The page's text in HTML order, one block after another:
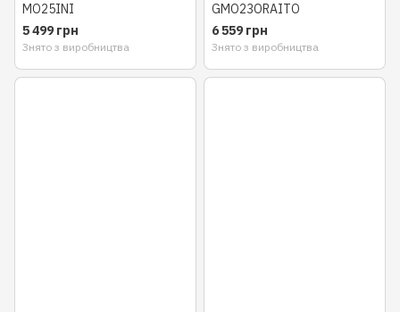
MO25INI
5 499 грн
Знято з виробництва
GMO23ORAITO
6 559 грн
Знято з виробництва